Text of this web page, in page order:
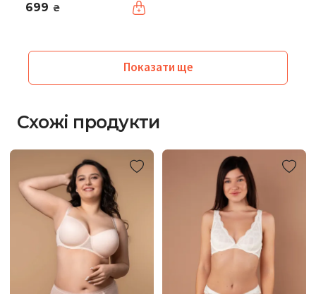
699 ₴
Показати ще
Схожі продукти